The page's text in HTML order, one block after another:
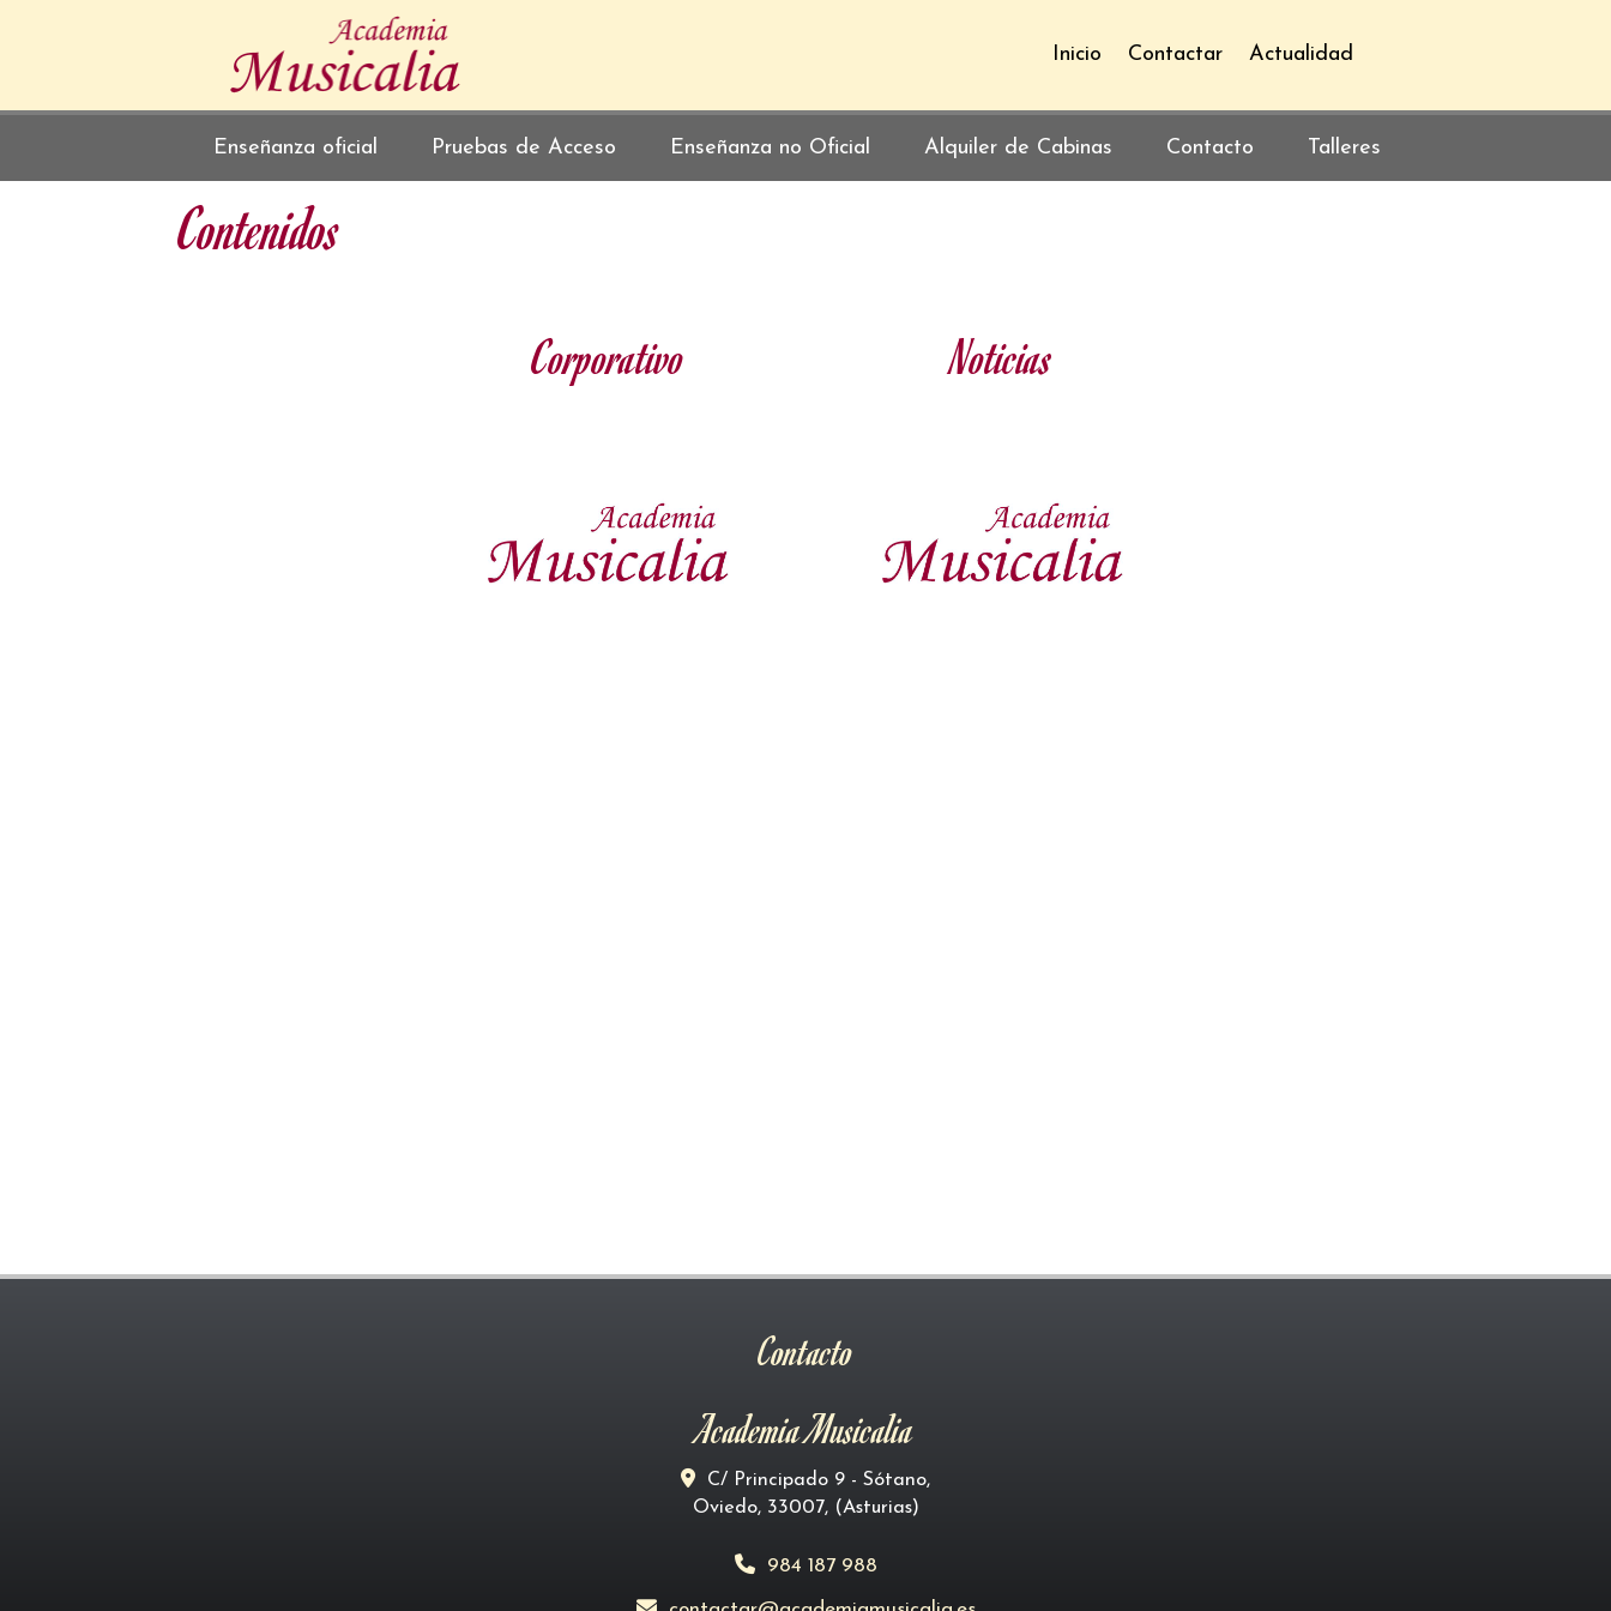
Inicio Contactar Actualidad
Enseñanza oficial Pruebas de Acceso Enseñanza no Oficial Alquiler de Cabinas Contacto Talleres
Contenidos
Corporativo Noticias
Contacto
Academia Musicalia
C/ Principado 9 - Sótano,
Oviedo, 33007, (Asturias)
984 187 988